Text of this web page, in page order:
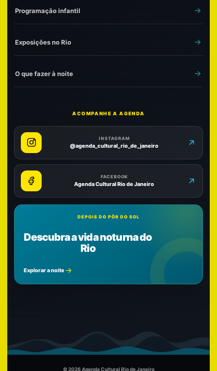
Programação infantil
Exposições no Rio
O que fazer à noite
ACOMPANHE A AGENDA
INSTAGRAM
@agenda_cultural_rio_de_janeiro
FACEBOOK
Agenda Cultural Rio de Janeiro
DEPOIS DO PÔR DO SOL
Descubra a vida noturna do
Rio
Explorar a noite
© 2026 Agenda Cultural Rio de Janeiro